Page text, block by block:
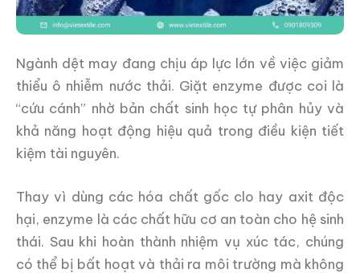
Ngành dệt may đang chịu áp lực lớn về việc giảm
thiểu ô nhiễm nước thải. Giặt enzyme được coi là
“cứu cánh” nhờ bản chất sinh học tự phân hủy và
khả năng hoạt động hiệu quả trong điều kiện tiết
kiệm tài nguyên.
Thay vì dùng các hóa chất gốc clo hay axit độc
hại, enzyme là các chất hữu cơ an toàn cho hệ sinh
thái. Sau khi hoàn thành nhiệm vụ xúc tác, chúng
có thể bị bất hoạt và thải ra môi trường mà không